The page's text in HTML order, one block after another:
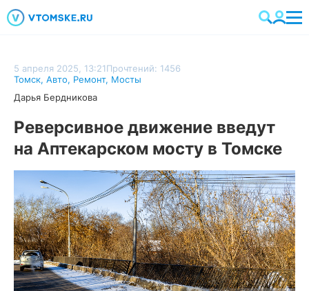
5 апреля 2025, 13:21Прочтений: 1456
Томск, Авто, Ремонт, Мосты
Дарья Бердникова
Реверсивное движение введут
на Аптекарском мосту в Томске